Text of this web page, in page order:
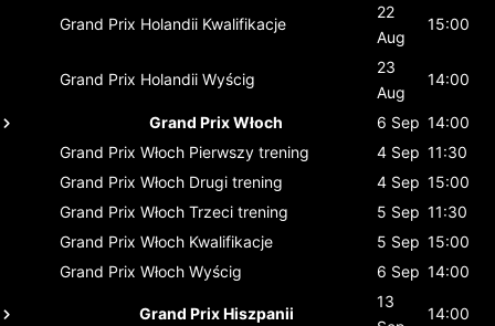
Grand Prix Holandii Kwalifikacje
22
Aug
15:00
Grand Prix Holandii Wyścig
23
Aug
14:00
Grand Prix Włoch 6 Sep 14:00
Grand Prix Włoch Pierwszy trening 4 Sep 11:30
Grand Prix Włoch Drugi trening 4 Sep 15:00
Grand Prix Włoch Trzeci trening 5 Sep 11:30
Grand Prix Włoch Kwalifikacje 5 Sep 15:00
Grand Prix Włoch Wyścig 6 Sep 14:00
Grand Prix Hiszpanii
13
14:00